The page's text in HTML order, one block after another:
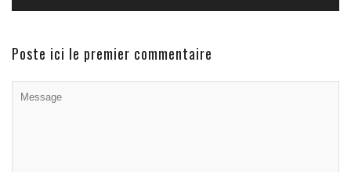
Poste ici le premier commentaire